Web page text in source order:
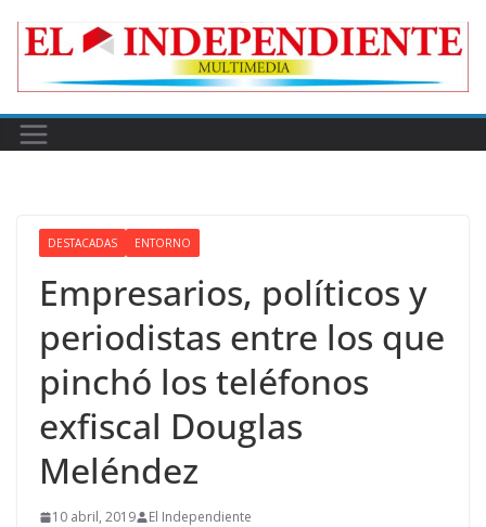
DESTACADAS ENTORNO
Empresarios, políticos y
periodistas entre los que
pinchó los teléfonos
exfiscal Douglas
Meléndez
10 abril, 2019 El Independiente